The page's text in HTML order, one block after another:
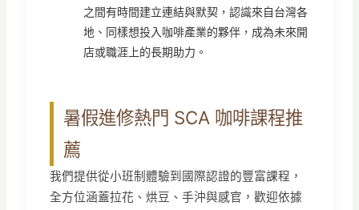
之間有時間建立連結與默契，認識來自台灣各
地、同樣想投入咖啡產業的夥伴，成為未來開
店或職涯上的長期助力。
暑假進修熱門 SCA 咖啡課程推
薦
我們提供從小班制體驗到國際認證的豐富課程，
全方位涵蓋拉花、烘豆、手沖與感官，歡迎依據